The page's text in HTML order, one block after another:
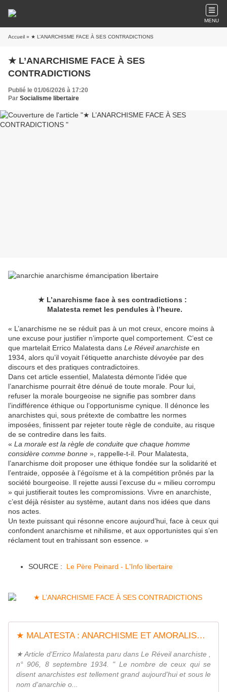
MENU
Accueil » ★ L’ANARCHISME FACE À SES CONTRADICTIONS
★ L’ANARCHISME FACE À SES
CONTRADICTIONS
Publié le 01/06/2026 à 17:20
Par Socialisme libertaire
★ L’anarchisme face à ses contradictions :
Malatesta remet les pendules à l’heure.
« L’anarchisme ne se réduit pas à un mot creux, encore moins à
une excuse pour justifier n’importe quel comportement. C’est ce
que martelait Errico Malatesta dans Le Réveil anarchiste en
1934, alors qu’il voyait l’étiquette anarchiste dévoyée par des
discours et des pratiques contradictoires.
Dans cet article essentiel, Malatesta démonte l’idée que
l’anarchisme pourrait être dénué de toute morale. Pour lui,
refuser la morale bourgeoise ne signifie pas sombrer dans
l’indifférence éthique ou l’opportunisme cynique. Il dénonce les
anarchistes qui, sous prétexte de combattre les normes
imposées, finissent par rejeter toute règle de conduite, au risque
de se contredire dans les faits.
« La morale est la règle de conduite que chaque homme
considère comme bonne », rappelle-t-il. Pour Malatesta,
l’anarchisme doit proposer une éthique fondée sur la solidarité et
l’entraide, opposée à l’égoïsme et à la compétition prônés par la
société bourgeoise. Il rejette aussi l’excuse du « milieu corrompu
» qui justifierait toutes les compromissions. Vivre en anarchiste,
c’est déjà résister au système, autant dans nos idées que dans
nos actes.
Un texte puissant qui résonne encore aujourd’hui, face à ceux qui
confondent anarchisme et nihilisme, et aux opportunistes qui s’en
réclament tout en trahissant son essence. »
SOURCE : Le Père Peinard - L'Info libertaire
★ MALATESTA : ANARCHISME ET AMORALISME - Socialisme libertaire
★ Article d'Errico Malatesta paru dans Le Réveil anarchiste ,
n° 906, 8 septembre 1934. " Le nombre de ceux qui se
disent anarchistes est tellement grand aujourd'hui et sous le
nom d'anarchie o...